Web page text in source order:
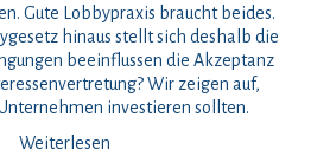
Gute Lobbypraxis braucht beides.
hinaus stellt sich deshalb die
beeinflussen die Akzeptanz
Wir zeigen auf,
investieren sollten.
Weiterlesen